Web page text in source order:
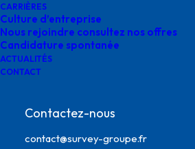
CARRIÈRES
Culture d’entreprise
Nous rejoindre consultez nos offres
Candidature spontanée
ACTUALITÉS
CONTACT
Contactez-nous
contact@survey-groupe.fr